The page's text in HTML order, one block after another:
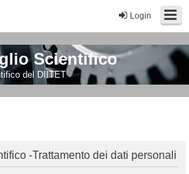
Login
Scientifico
del DIITET
-Trattamento dei dati personali